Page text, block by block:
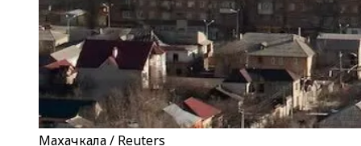
Махачкала / Reuters